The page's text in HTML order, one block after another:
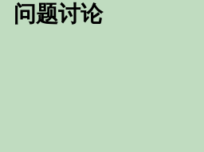
问题讨论